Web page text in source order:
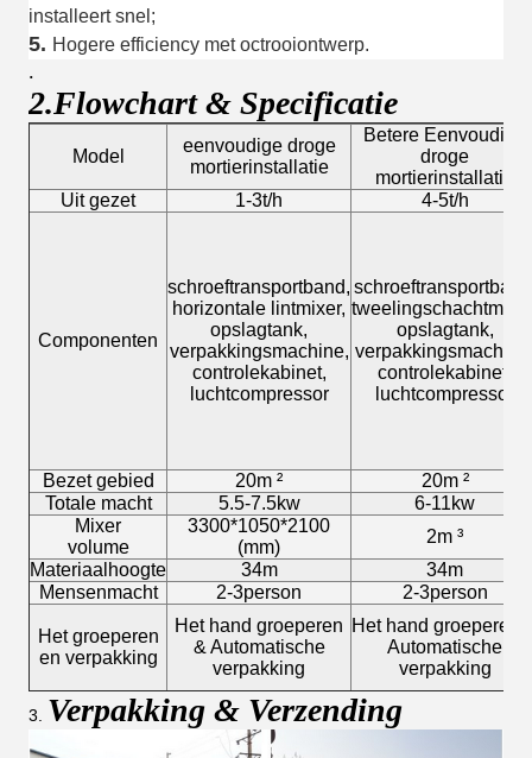
installeert snel;
5. Hogere efficiency met octrooiontwerp.
.
2.Flowchart & Specificatie
Model
eenvoudige droge
mortierinstallatie
Betere Eenvoudige
droge
mortierinstallatie
Uit gezet
1-3t/h 4-5t/h
Componenten
schroeftransportband,
horizontale lintmixer,
opslagtank,
verpakkingsmachine,
controlekabinet,
luchtcompressor
opslagtank,
controlekabinet,
luchtcompressor
Bezet gebied 20m ²
20m ²
Totale macht
5.5-7.5kw
6-11kw
Mixer
volume
3300*1050*2100
(mm)
2m ³
Materiaalhoogte
34m
34m
Mensenmacht
2-3person 2-3person
Het groeperen
en verpakking
Het hand groeperen
& Automatische
verpakking
Het hand groeperen
Automatische
verpakking
3. Verpakking & Verzending